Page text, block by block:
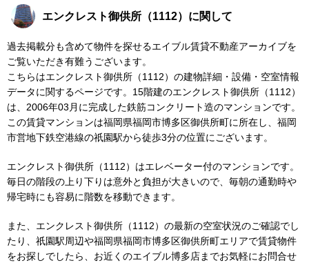
エンクレスト御供所（1112）に関して
過去掲載分も含めて物件を探せるエイブル賃貸不動産アーカイブを
ご覧いただき有難うございます。
こちらはエンクレスト御供所（1112）の建物詳細・設備・空室情報
データに関するページです。15階建のエンクレスト御供所（1112）
は、2006年03月に完成した鉄筋コンクリート造のマンションです。
この賃貸マンションは福岡県福岡市博多区御供所町に所在し、福岡
市営地下鉄空港線の祇園駅から徒歩3分の位置にございます。
エンクレスト御供所（1112）はエレベーター付のマンションです。
毎日の階段の上り下りは意外と負担が大きいので、毎朝の通勤時や
帰宅時にも容易に階数を移動できます。
また、エンクレスト御供所（1112）の最新の空室状況のご確認でし
たり、祇園駅周辺や福岡県福岡市博多区御供所町エリアで賃貸物件
をお探しでしたら、お近くのエイブル博多店までお気軽にお問合せ